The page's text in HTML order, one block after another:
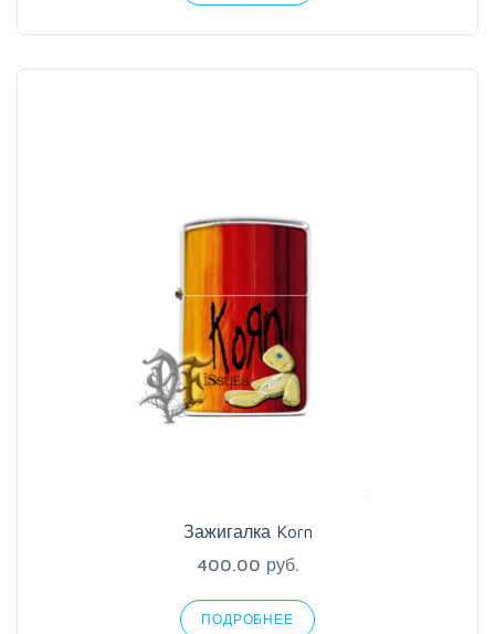
Зажигалка Korn
400.00 руб.
ПОДРОБНЕЕ